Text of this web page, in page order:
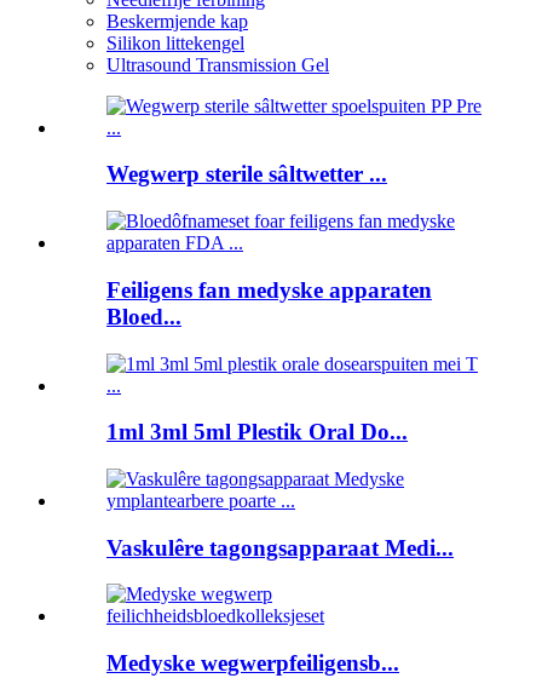
Beskermjende kap
Silikon littekengel
Ultrasound Transmission Gel
Wegwerp sterile sâltwetter ...
Feiligens fan medyske apparaten
Bloed...
1ml 3ml 5ml Plestik Oral Do...
Vaskulêre tagongsapparaat Medi...
Medyske wegwerpfeiligensb...